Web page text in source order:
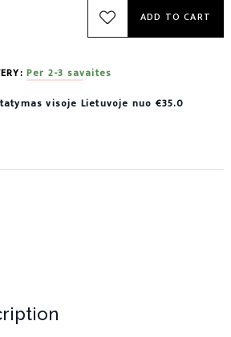
ADD TO CART
Per 2-3 savaites
visoje Lietuvoje nuo €35.0